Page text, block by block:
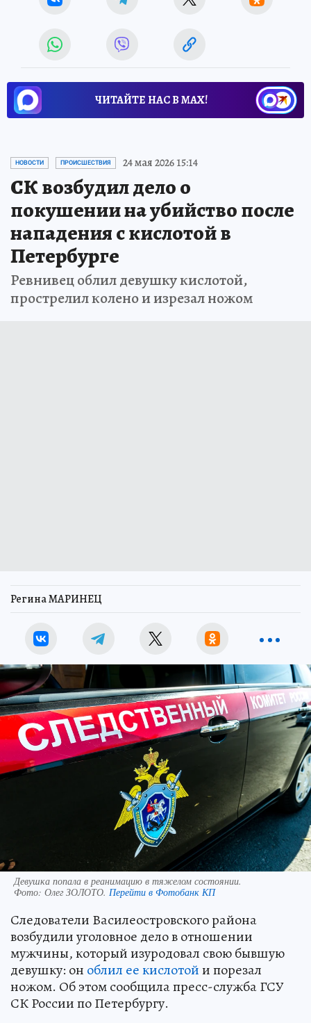
ЧИТАЙТЕ НАС В МАХ!
НОВОСТИ ПРОИСШЕСТВИЯ 24 мая 2026 15:14
СК возбудил дело о
покушении на убийство после
нападения с кислотой в
Петербурге
Ревнивец облил девушку кислотой,
прострелил колено и изрезал ножом
Регина МАРИНЕЦ
Девушка попала в реанимацию в тяжелом состоянии.
Фото: Олег ЗОЛОТО. Перейти в Фотобанк КП
Следователи Василеостровского района
возбудили уголовное дело в отношении
мужчины, который изуродовал свою бывшую
девушку: он облил ее кислотойи порезал
ножом. Об этом сообщила пресс-служба ГСУ
СК России по Петербургу.